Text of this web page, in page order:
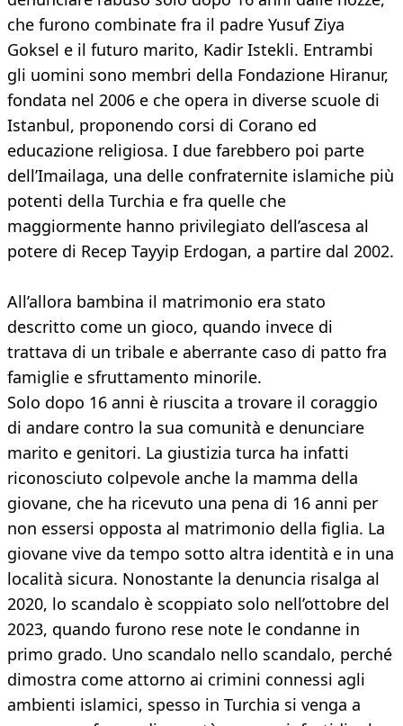
che furono combinate fra il padre Yusuf Ziya
Goksel e il futuro marito, Kadir Istekli. Entrambi
gli uomini sono membri della Fondazione Hiranur,
fondata nel 2006 e che opera in diverse scuole di
Istanbul, proponendo corsi di Corano ed
educazione religiosa. I due farebbero poi parte
dell’Imailaga, una delle confraternite islamiche più
potenti della Turchia e fra quelle che
maggiormente hanno privilegiato dell’ascesa al
potere di Recep Tayyip Erdogan, a partire dal 2002.
All’allora bambina il matrimonio era stato
descritto come un gioco, quando invece di
trattava di un tribale e aberrante caso di patto fra
famiglie e sfruttamento minorile.
Solo dopo 16 anni è riuscita a trovare il coraggio
di andare contro la sua comunità e denunciare
marito e genitori. La giustizia turca ha infatti
riconosciuto colpevole anche la mamma della
giovane, che ha ricevuto una pena di 16 anni per
non essersi opposta al matrimonio della figlia. La
giovane vive da tempo sotto altra identità e in una
località sicura. Nonostante la denuncia risalga al
2020, lo scandalo è scoppiato solo nell’ottobre del
2023, quando furono rese note le condanne in
primo grado. Uno scandalo nello scandalo, perché
dimostra come attorno ai crimini connessi agli
ambienti islamici, spesso in Turchia si venga a